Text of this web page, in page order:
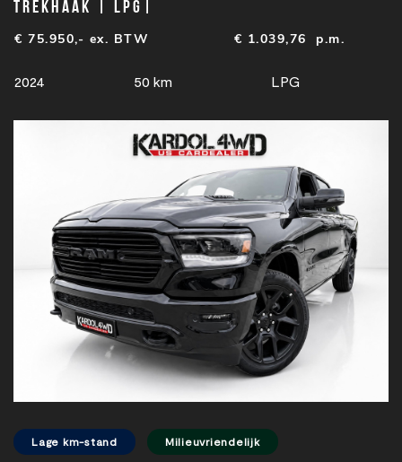
Trekhaak | LPG|
€ 75.950,- ex. BTW € 1.039,76 p.m.
2024 50 km LPG
Lage km-stand Milieuvriendelijk